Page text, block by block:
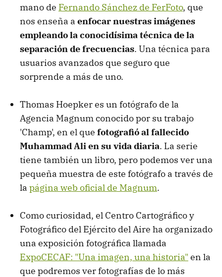
mano de Fernando Sánchez de FerFoto, que
nos enseña a enfocar nuestras imágenes
empleando la conocidísima técnica de la
separación de frecuencias. Una técnica para
usuarios avanzados que seguro que
sorprende a más de uno.
Thomas Hoepker es un fotógrafo de la
Agencia Magnum conocido por su trabajo
'Champ', en el que fotografió al fallecido
Muhammad Ali en su vida diaria. La serie
tiene también un libro, pero podemos ver una
pequeña muestra de este fotógrafo a través de
la página web oficial de Magnum.
Como curiosidad, el Centro Cartográfico y
Fotográfico del Ejército del Aire ha organizado
una exposición fotográfica llamada
ExpoCECAF: "Una imagen, una historia" en la
que podremos ver fotografías de lo más